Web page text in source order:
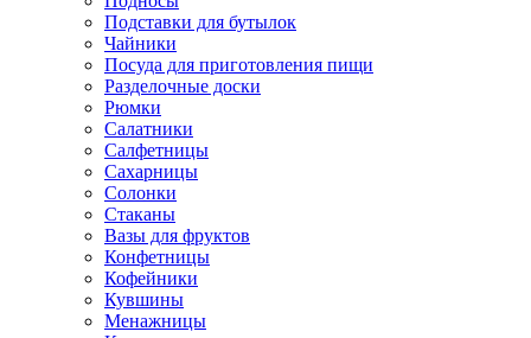
Подставки для бутылок
Чайники
Посуда для приготовления пищи
Разделочные доски
Рюмки
Салатники
Салфетницы
Сахарницы
Солонки
Стаканы
Вазы для фруктов
Конфетницы
Кофейники
Кувшины
Менажницы